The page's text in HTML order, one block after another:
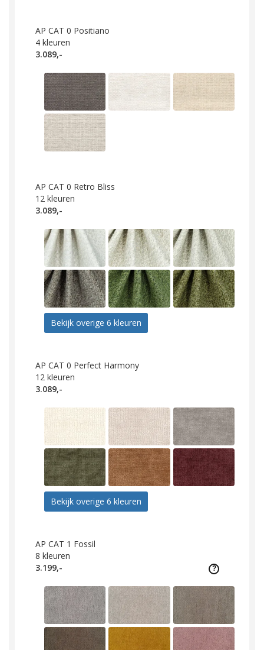
AP CAT 0 Positiano
4 kleuren
3.089,-
AP CAT 0 Retro Bliss
12 kleuren
3.089,-
Bekijk overige 6 kleuren
AP CAT 0 Perfect Harmony
12 kleuren
3.089,-
Bekijk overige 6 kleuren
AP CAT 1 Fossil
8 kleuren
3.199,-